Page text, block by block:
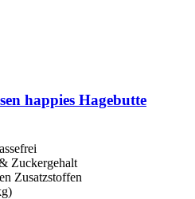
happies Hagebutte
Zuckergehalt
Zusatzstoffen